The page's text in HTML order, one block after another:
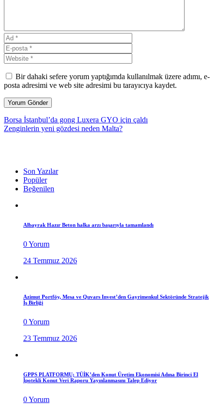
Bir dahaki sefere yorum yaptığımda kullanılmak üzere adımı, e-
posta adresimi ve web site adresimi bu tarayıcıya kaydet.
Borsa İstanbul’da gong Luxera GYO için çaldı
Zenginlerin yeni gözdesi neden Malta?
Son Yazılar
Popüler
Beğenilen
Albayrak Hazır Beton halka arzı başarıyla tamamlandı
0 Yorum
24 Temmuz 2026
Azimut Portföy, Mesa ve Quvars Invest’den Gayrimenkul Sektöründe Stratejik
İş Birliği
0 Yorum
23 Temmuz 2026
GPPS PLATFORMU; TÜİK’den Konut Üretim Ekonomisi Adına Birinci El
İpotekli Konut Veri Raporu Yayınlanmasını Talep Ediyor
0 Yorum